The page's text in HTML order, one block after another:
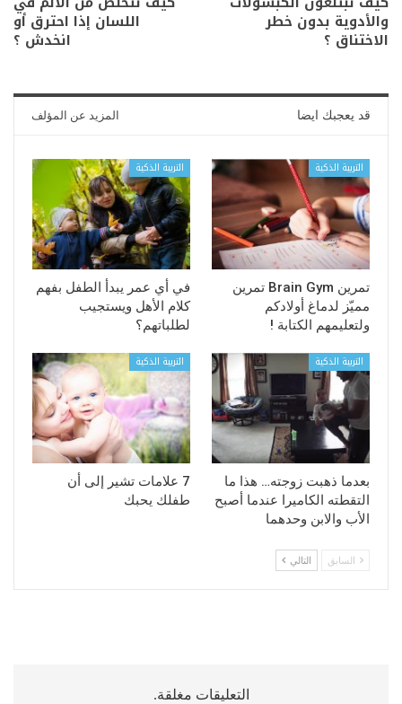
والأدوية بدون خطر
الاختناق ؟
اللسان إذا احترق أو
انخدش ؟
قد يعجبك ايضا المزيد عن المؤلف
التربية الذكية
تمرين Brain Gym تمرين
مميّز لدماغ أولادكم
ولتعليمهم الكتابة !
التربية الذكية
في أي عمر يبدأ الطفل بفهم
كلام الأهل ويستجيب
لطلباتهم؟
التربية الذكية
بعدما ذهبت زوجته… هذا ما
التقطته الكاميرا عندما أصبح
الأب والابن وحدهما
التربية الذكية
7 علامات تشير إلى أن
طفلك يحبك
السابق التالي
التعليقات مغلقة.